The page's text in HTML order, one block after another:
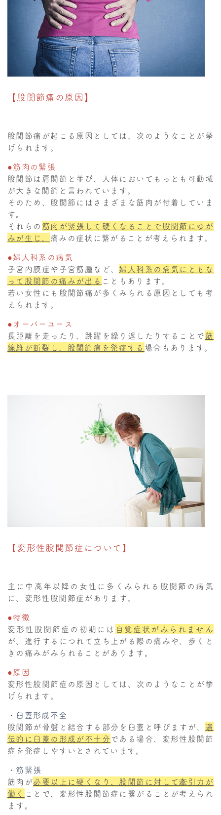
【股関節痛の原因】
股関節痛が起こる原因としては、次のようなことが挙
げられます。
●筋肉の緊張
股関節は肩関節と並び、人体においてもっとも可動域
が大きな関節と言われています。
そのため、股関節にはさまざまな筋肉が付着していま
す。
それらの 筋肉が緊張して硬くなることで股関節にゆが
みが生じ、 痛みの症状に繋がることが考えられます。
●婦人科系の病気
子宮内膜症や子宮筋腫など、 婦人科系の病気にともな
って股関節の痛みが出る こともあります。
若い女性にも股関節痛が多くみられる原因としても考
えられます。
●オーバーユース
長距離を走ったり、跳躍を繰り返したりすることで筋
線維が断裂し、股関節痛を発症する 場合もあります。
【変形性股関節症について】
主に中高年以降の女性に多くみられる股関節の病気
に、変形性股関節症があります。
●特徴
変形性股関節症の初期には 自覚症状がみられません
が、進行するにつれて立ち上がる際の痛みや、歩くと
きの痛みがみられることがあります。
●原因
変形性股関節症の原因としては、次のようなことが挙
げられます。
・臼蓋形成不全
股関節が骨盤と結合する部分を臼蓋と呼びますが、 遺
伝的に臼蓋の形成が不十分である場合、変形性股関節
症を発症しやすいとされています。
・筋緊張
筋肉が必要以上に硬くなり、股関節に対して牽引力が
働く ことで、変形性股関節症に繋がることが考えられ
ます。